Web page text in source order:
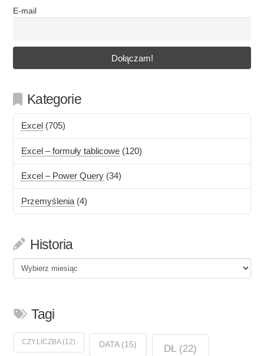
E-mail
Kategorie
Excel (705)
Excel – formuły tablicowe (120)
Excel – Power Query (34)
Przemyślenia (4)
Historia
Historia
Tagi
CZY.LICZBA(12) DATA(15) DŁ (22)